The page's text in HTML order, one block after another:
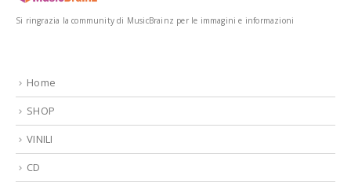
Si ringrazia la community di MusicBrainz per le immagini e informazioni
Home
SHOP
VINILI
CD